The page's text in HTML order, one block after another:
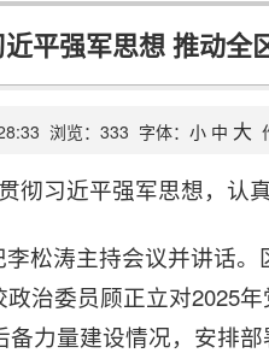
平强军思想 推动
浏览： 333 字体： 小 中 大
习近平强军思想，认
松涛主持会议并讲话
治委员顾正立对2025
力量建设情况，安排部